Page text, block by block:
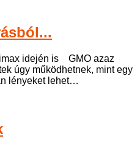
idején is GMO azaz
úgy működhetnek, mint egy
lényeket lehet…